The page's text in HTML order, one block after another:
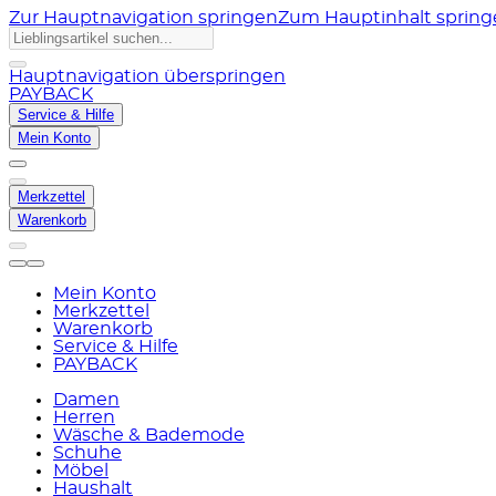
Zur Hauptnavigation springenZum Hauptinhalt
Hauptnavigation überspringen
PAYBACK
Service & Hilfe
Mein Konto
Merkzettel
Warenkorb
Mein Konto
Merkzettel
Warenkorb
Service & Hilfe
PAYBACK
Damen
Herren
Wäsche & Bademode
Schuhe
Möbel
Haushalt